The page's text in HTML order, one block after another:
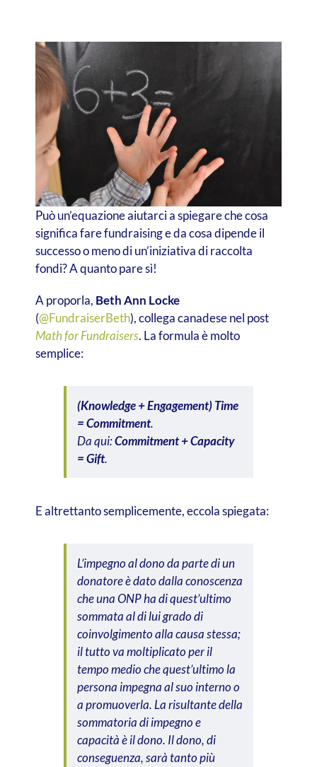
Può un’equazione aiutarci a spiegare che cosa
significa fare fundraising e da cosa dipende il
successo o meno di un’iniziativa di raccolta
fondi? A quanto pare sì!
A proporla, Beth Ann Locke
(@FundraiserBeth), collega canadese nel post
Math for Fundraisers. La formula è molto
semplice:
(Knowledge + Engagement) Time
= Commitment.
Da qui:Commitment + Capacity
= Gift.
E altrettanto semplicemente, eccola spiegata:
L’impegno al dono da parte di un
donatore è dato dalla conoscenza
che una ONP ha di quest’ultimo
sommata al di lui grado di
coinvolgimento alla causa stessa;
il tutto va moltiplicato per il
tempo medio che quest’ultimo la
persona impegna al suo interno o
a promuoverla. La risultante della
sommatoria di impegno e
capacità è il dono. Il dono, di
conseguenza, sarà tanto più